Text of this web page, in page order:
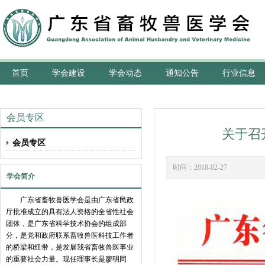
首页 学会建设 学会动态 通知公告 行业信息
会员专区
会员专区
学会简介
广东省畜牧兽医学会是由广东省民政
厅批准成立的具有法人资格的全省性社会
团体，是广东省科学技术协会的组成部
分，是党和政府联系畜牧兽医科技工作者
的桥梁和纽带，是发展我省畜牧兽医事业
的重要社会力量。现任理事长是廖明同
关于
时间：2018-02-